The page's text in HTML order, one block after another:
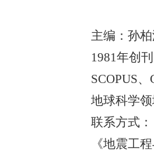
主编：孙
1981年创
SCOPUS
地球科学
联系方式：
《地震工